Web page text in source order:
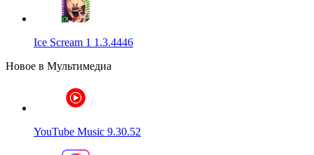
Ice Scream 1 1.3.4446
Новое в Мультимедиа
YouTube Music 9.30.52